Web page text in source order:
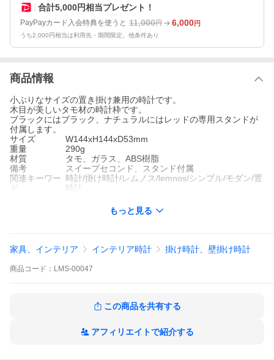
合計5,000円相当プレゼント！
PayPayカード入会特典を使うと 11,000円 6,000円
うち2,000円相当は利用先・期間限定。他条件あり
商品情報
小ぶりなサイズの置き掛け兼用の時計です。
木目が美しいタモ材の時計枠です。
ブラックにはブラック、ナチュラルにはレッドの専用スタンドが
付属します。
サイズ
W144xH144xD53mm
重量
290g
材質
タモ、ガラス、ABS樹脂
備考
スイープセコンド、スタンド付属
関連キーワー
ド
時計/掛け時計/レムノス/lemnos/シンプル/モダン/置
時計
もっと見る
家具、インテリア インテリア時計 掛け時計、壁掛け時計
商品 コード： LMS-00047
この商品を共有する
アフィリエイトで紹介する